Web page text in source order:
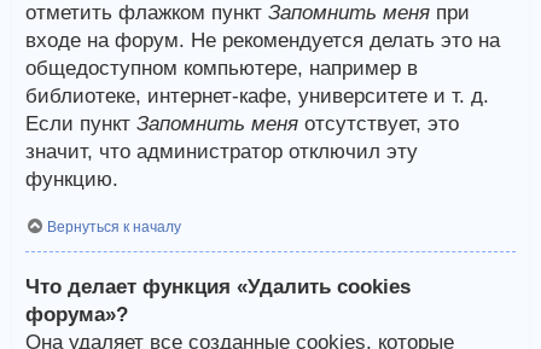
отметить флажком пункт Запомнить меня при
входе на форум. Не рекомендуется делать это на
общедоступном компьютере, например в
библиотеке, интернет-кафе, университете и т. д.
Если пункт Запомнить меня отсутствует, это
значит, что администратор отключил эту
функцию.
Вернуться к началу
Что делает функция «Удалить cookies
форума»?
Она удаляет все созданные cookies, которые